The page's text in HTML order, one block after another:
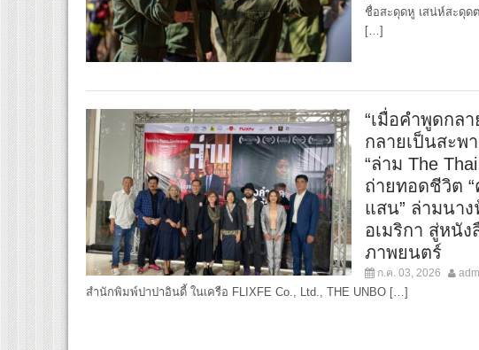
ชื่อสะดุดหู เสน่ห์สะดุด
[…]
“เมื่อคำพูดกล
กลายเป็นสะพ
“ล่าม The
ถ่ายทอดชีวิต
แสน” ล่ามนา
อเมริกา สู่หนัง
ภาพยนตร์
ก.ค. 03, 2026
สำนักพิมพ์ปาปาอินดี้ ในเครือ FLIXFE Co., Ltd., THE UNBO […]